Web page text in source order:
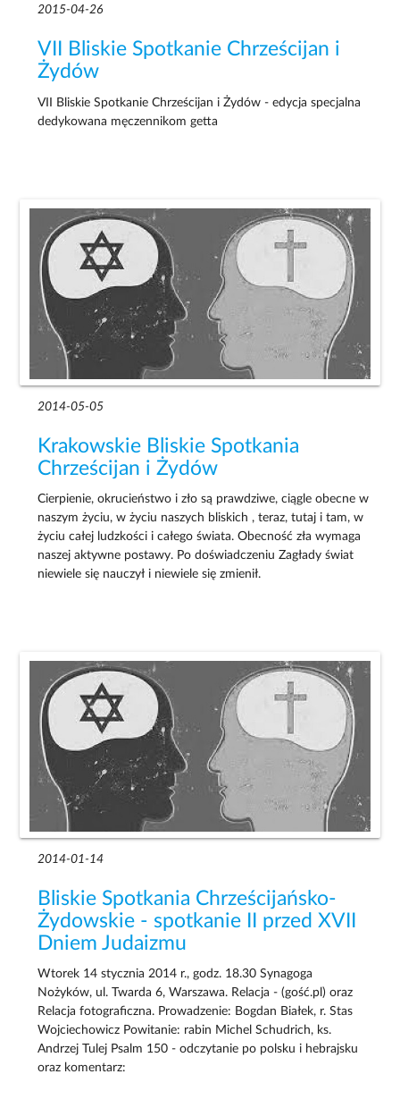
2015-04-26
VII Bliskie Spotkanie Chrześcijan i
Żydów
VII Bliskie Spotkanie Chrześcijan i Żydów - edycja specjalna
dedykowana męczennikom getta
2014-05-05
Krakowskie Bliskie Spotkania
Chrześcijan i Żydów
Cierpienie, okrucieństwo i zło są prawdziwe, ciągle obecne w
naszym życiu, w życiu naszych bliskich , teraz, tutaj i tam, w
życiu całej ludzkości i całego świata. Obecność zła wymaga
naszej aktywne postawy. Po doświadczeniu Zagłady świat
niewiele się nauczył i niewiele się zmienił.
2014-01-14
Bliskie Spotkania Chrześcijańsko-
Żydowskie - spotkanie II przed XVII
Dniem Judaizmu
Wtorek 14 stycznia 2014 r., godz. 18.30 Synagoga
Nożyków, ul. Twarda 6, Warszawa. Relacja - (gość.pl) oraz
Relacja fotograficzna. Prowadzenie: Bogdan Białek, r. Stas
Wojciechowicz Powitanie: rabin Michel Schudrich, ks.
Andrzej Tulej Psalm 150 - odczytanie po polsku i hebrajsku
oraz komentarz: